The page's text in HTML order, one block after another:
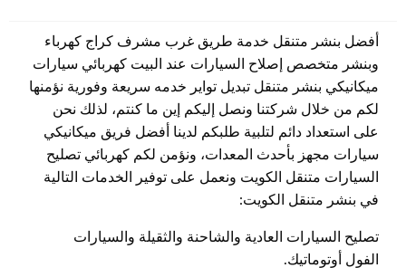
أفضل بنشر متنقل خدمة طريق غرب مشرف كراج كهرباء
وبنشر متخصص إصلاح السيارات عند البيت كهربائي سيارات
ميكانيكي بنشر متنقل تبديل تواير خدمه سريعة وفورية نؤمنها
لكم من خلال شركتنا ونصل إليكم إين ما كنتم، لذلك نحن
على استعداد دائم لتلبية طلبكم لدينا أفضل فريق ميكانيكي
سيارات مجهز بأحدث المعدات، ونؤمن لكم كهربائي تصليح
السيارات متنقل الكويت ونعمل على توفير الخدمات التالية
في بنشر متنقل الكويت:
تصليح السيارات العادية والشاحنة والثقيلة والسيارات
الفول أوتوماتيك.